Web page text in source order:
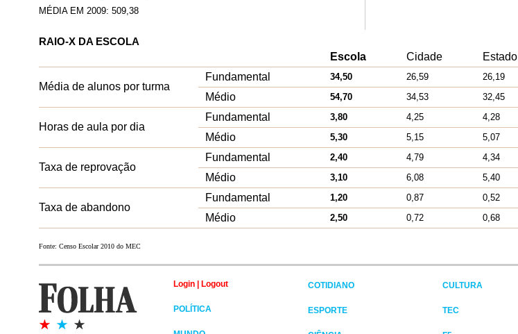
MÉDIA EM 2009: 509,38
RAIO-X DA ESCOLA
Escola
Cidade Estado
Média de alunos por turma
Fundamental 34,50 26,59 26,19
Médio 54,70 34,53 32,45
Horas de aula por dia
Fundamental 3,80 4,25 4,28
Médio 5,30 5,15 5,07
Taxa de reprovação
Fundamental 2,40 4,79 4,34
Médio 3,10 6,08 5,40
Taxa de abandono
Fundamental 1,20 0,87 0,52
Médio 2,50 0,72 0,68
Fonte: Censo Escolar 2010 do MEC
Login Logout
POLÍTICA
COTIDIANO
ESPORTE
CULTURA
TEC